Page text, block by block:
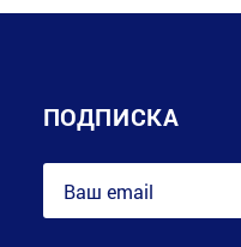
ПОДПИСКА